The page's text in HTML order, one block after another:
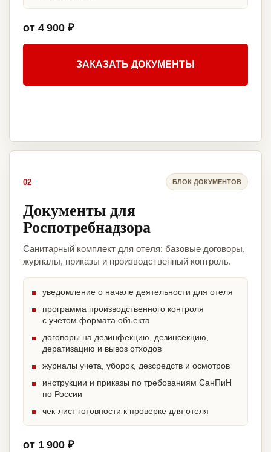
от 4 900 ₽
ЗАКАЗАТЬ ДОКУМЕНТЫ
02 БЛОК ДОКУМЕНТОВ
Документы для
Роспотребнадзора
Санитарный комплект для отеля: базовые договоры,
журналы, приказы и производственный контроль.
уведомление о начале деятельности для отеля
программа производственного контроля
с учетом формата объекта
договоры на дезинфекцию, дезинсекцию,
дератизацию и вывоз отходов
журналы учета, уборок, дезсредств и осмотров
инструкции и приказы по требованиям СанПиН
по России
чек-лист готовности к проверке для отеля
от 1 900 ₽